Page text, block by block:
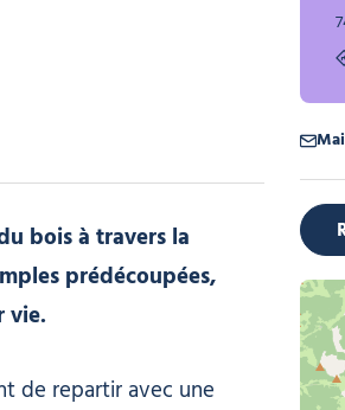
bois à travers la
prédécoupées,
vie.
de repartir avec une